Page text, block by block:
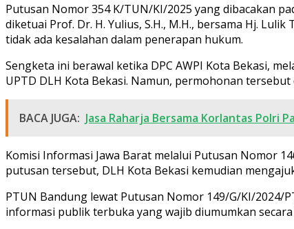
Putusan Nomor 354 K/TUN/KI/2025 yang dibacakan
diketuai Prof. Dr. H. Yulius, S.H., M.H., bersama Hj.
tidak ada kesalahan dalam penerapan hukum.
Sengketa ini berawal ketika DPC AWPI Kota Bekasi,
UPTD DLH Kota Bekasi. Namun, permohonan
BACA JUGA: Jasa Raharja Bersama Korlantas Polri
Komisi Informasi Jawa Barat melalui Putusan Nomor
putusan tersebut, DLH Kota Bekasi kemudian
PTUN Bandung lewat Putusan Nomor 149/G/KI/2024/
informasi publik terbuka yang wajib diumumkan